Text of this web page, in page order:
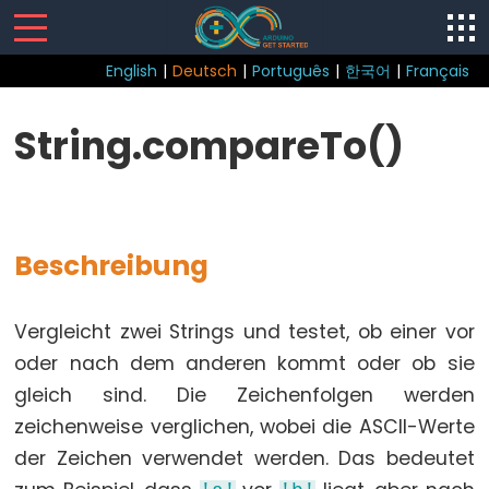
English | Deutsch | Português | 한국어 | Français
Structure
break
continue
do...while
String.compareTo()
Beschreibung
Vergleicht zwei Strings und testet, ob einer vor
oder nach dem anderen kommt oder ob sie
gleich sind. Die Zeichenfolgen werden
zeichenweise verglichen, wobei die ASCII-Werte
der Zeichen verwendet werden. Das bedeutet